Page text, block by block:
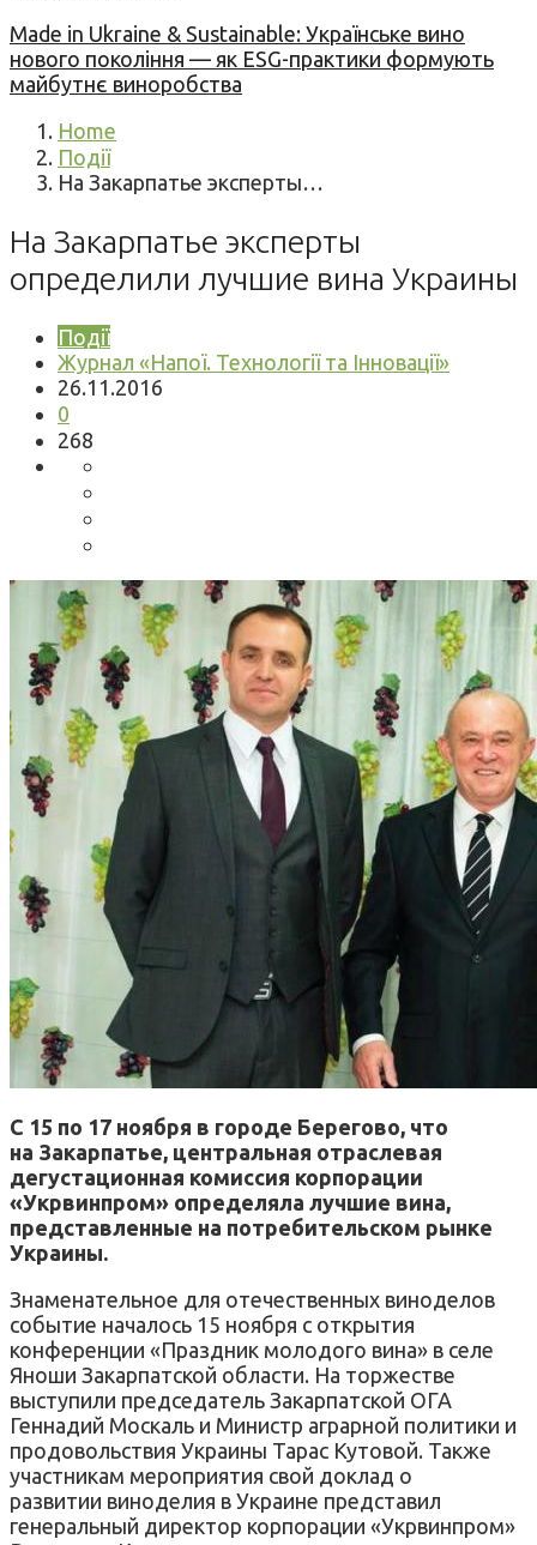
Made in Ukraine & Sustainable: Українське вино
нового покоління — як ESG-практики формують
майбутнє виноробства
Home
Події
На Закарпатье эксперты…
На Закарпатье эксперты
определили лучшие вина Украины
Події
Журнал «Напої. Технології та Інновації»
26.11.2016
0
268
С 15 по 17 ноября в городе Берегово, что
на Закарпатье, центральная отраслевая
дегустационная комиссия корпорации
«Укрвинпром» определяла лучшие вина,
представленные на потребительском рынке
Украины.
Знаменательное для отечественных виноделов
событие началось 15 ноября с открытия
конференции «Праздник молодого вина» в селе
Яноши Закарпатской области. На торжестве
выступили председатель Закарпатской ОГА
Геннадий Москаль и Министр аграрной политики и
продовольствия Украины Тарас Кутовой. Также
участникам мероприятия свой доклад о
развитии виноделия в Украине представил
генеральный директор корпорации «Укрвинпром»